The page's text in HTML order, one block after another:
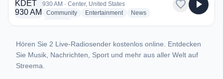
930 AM · Center, United States
Communityradio stations
Entertainmentradio stations
Newsradio stations
favorite play_arrow
Hören Sie 2 Live-Radiosender kostenlos online. Entdecken
Sie Musik, Nachrichten, Sport und mehr aus aller Welt auf
Streema.